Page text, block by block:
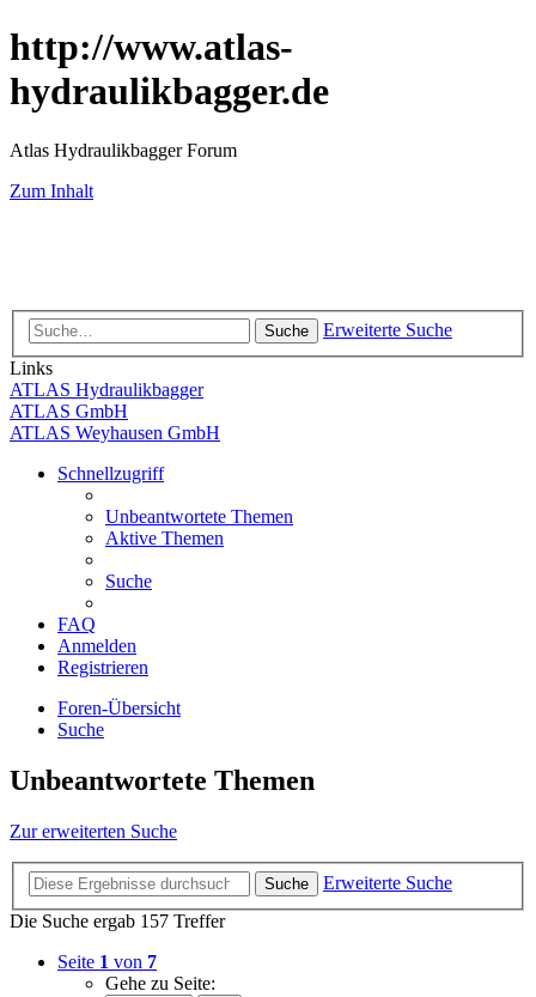
http://www.atlas-
hydraulikbagger.de
Atlas Hydraulikbagger Forum
Zum Inhalt
Suche
Erweiterte Suche
Links
ATLAS Hydraulikbagger
ATLAS GmbH
ATLAS Weyhausen GmbH
Schnellzugriff
Unbeantwortete Themen
Aktive Themen
Suche
FAQ
Anmelden
Registrieren
Foren-Übersicht
Suche
Unbeantwortete Themen
Zur erweiterten Suche
Suche
Erweiterte Suche
Die Suche ergab 157 Treffer
Seite 1 von 7
Gehe zu Seite: